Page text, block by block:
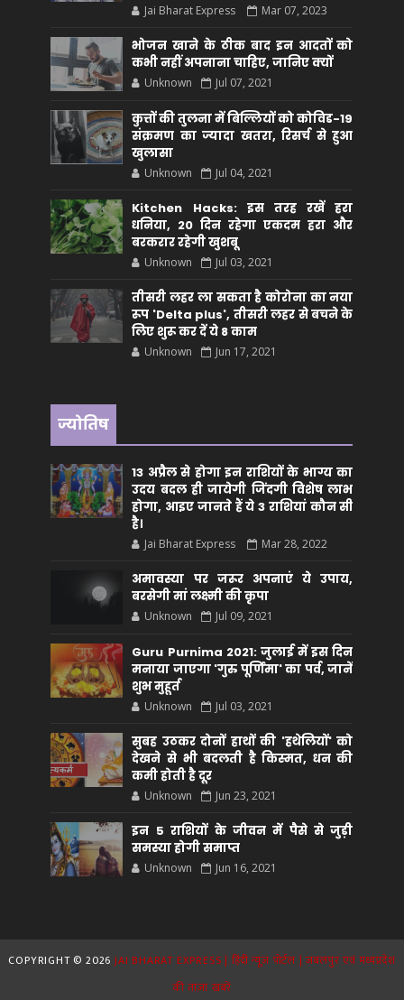
Jai Bharat Express Mar 07, 2023
भोजन खाने के ठीक बाद इन आदतों को
कभी नहीं अपनाना चाहिए, जानिए क्यों
Unknown Jul 07, 2021
कुत्तों की तुलना में बिल्लियों को कोविड-19
संक्रमण का ज्यादा खतरा, रिसर्च से हुआ
खुलासा
Unknown Jul 04, 2021
Kitchen Hacks: इस तरह रखें हरा
धनिया, 20 दिन रहेगा एकदम हरा और
बरकरार रहेगी खुशबू
Unknown Jul 03, 2021
तीसरी लहर ला सकता है कोरोना का नया
रूप 'Delta plus', तीसरी लहर से बचने के
लिए शुरू कर दें ये 8 काम
Unknown Jun 17, 2021
ज्योतिष
13 अप्रैल से होगा इन राशियों के भाग्य का
उदय बदल ही जायेगी जिंदगी विशेष लाभ
होगा, आइए जानते हैं ये 3 राशियां कौन सीं
है।
Jai Bharat Express Mar 28, 2022
अमावस्या पर जरूर अपनाएं ये उपाय,
बरसेगी मां लक्ष्मी की कृपा
Unknown Jul 09, 2021
Guru Purnima 2021: जुलाई में इस दिन
मनाया जाएगा 'गुरु पूर्णिमा' का पर्व, जानें
शुभ मुहूर्त
Unknown Jul 03, 2021
सुबह उठकर दोनों हाथों की 'हथेलियों' को
देखने से भी बदलती है किस्मत, धन की
कमी होती है दूर
Unknown Jun 23, 2021
इन 5 राशियों के जीवन में पैसे से जुड़ी
समस्या होगी समाप्त
Unknown Jun 16, 2021
COPYRIGHT © 2026JAI BHARAT EXPRESS | हिंदी न्यूज़ पोर्टल | जबलपुर एवं मध्यप्रदेश
की ताज़ा खबरें